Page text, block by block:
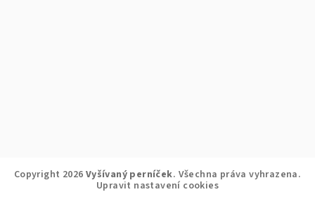
Copyright 2026 Vyšívaný perníček. Všechna práva vyhrazena.
Upravit nastavení cookies